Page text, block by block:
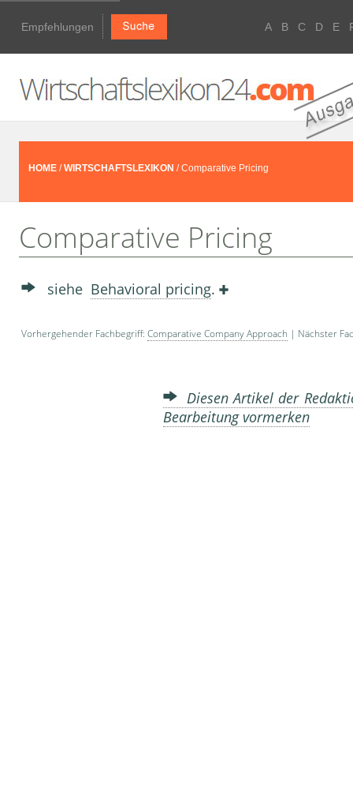
Empfehlungen A B C D E
HOME /WIRTSCHAFTSLEXIKON / Comparative Pricing
Comparative Pricing
siehe Behavioral pricing.
Vorhergehender Fachbegriff: Comparative Company Approach | Nächster
Diesen Artikel der
Bearbeitung vormerken